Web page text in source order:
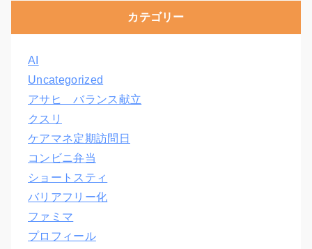
カテゴリー
AI
Uncategorized
アサヒ バランス献立
クスリ
ケアマネ定期訪問日
コンビニ弁当
ショートスティ
バリアフリー化
ファミマ
プロフィール